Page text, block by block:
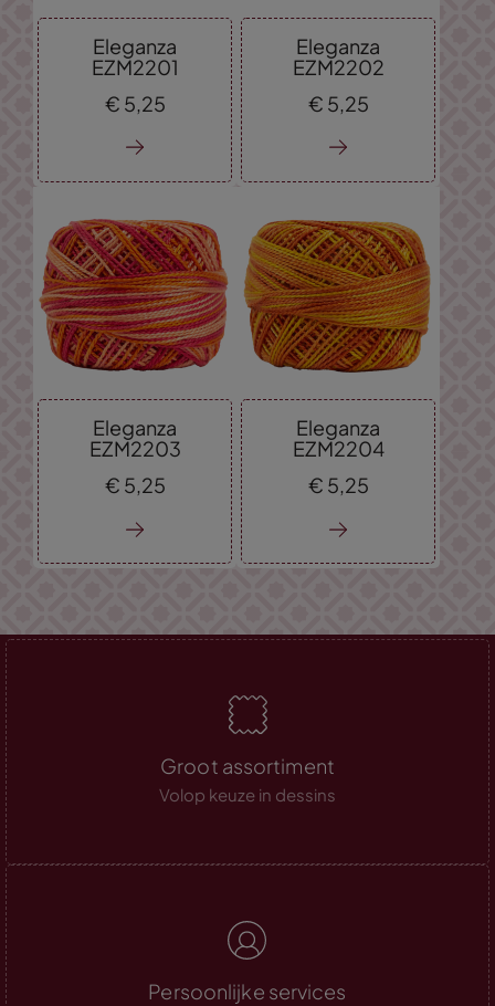
Eleganza
EZM2201
€ 5,25
Eleganza
EZM2202
€ 5,25
Eleganza
EZM2203
€ 5,25
Eleganza
EZM2204
€ 5,25
Groot assortiment
Volop keuze in dessins
Persoonlijke services